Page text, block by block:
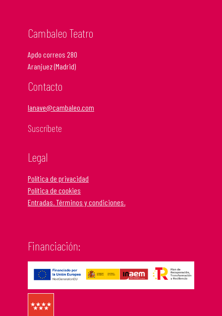
Cambaleo Teatro
Apdo correos 280
Aranjuez (Madrid)
Contacto
lanave@cambaleo.com
Suscríbete
Legal
Política de privacidad
Política de cookies
Entradas. Términos y condiciones.
Financiación: